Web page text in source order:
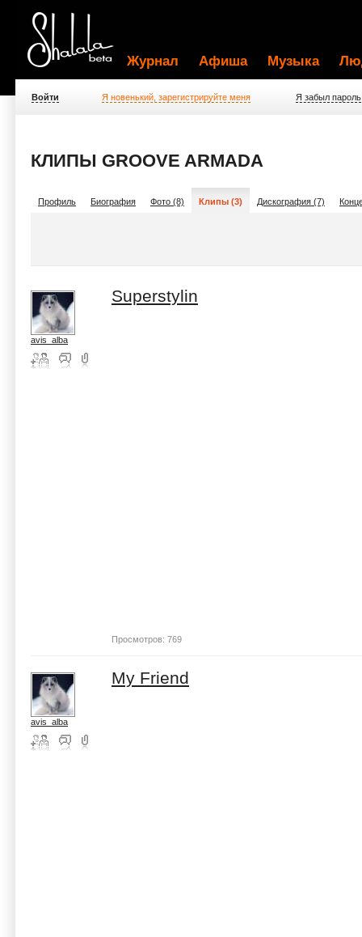
Журнал Афиша Музыка
Войти Я новенький, зарегистрируйте меня Я забыл пароль
КЛИПЫ GROOVE ARMADA
Профиль Биография Фото (8) Клипы (3) Дискография (7)
avis_alba
Superstylin
Просмотров: 769
avis_alba
My Friend